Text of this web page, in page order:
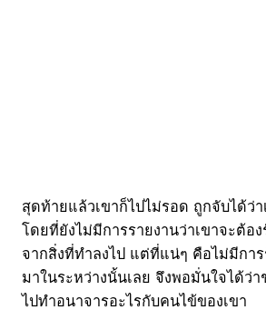
สุดท้ายแล้วเขาก็ไปไม่รอด ถูกจับได้ว่
โดยที่ยังไม่มีการรายงานว่าเขาจะต้อ
จากสิ่งที่ทำลงไป แต่ที่แน่ๆ คือไม่มีกา
มาในระหว่างนั้นเลย จึงพอมั่นใจได้ว่
ไปทำอนาจารอะไรกับคนไข้ของเขา